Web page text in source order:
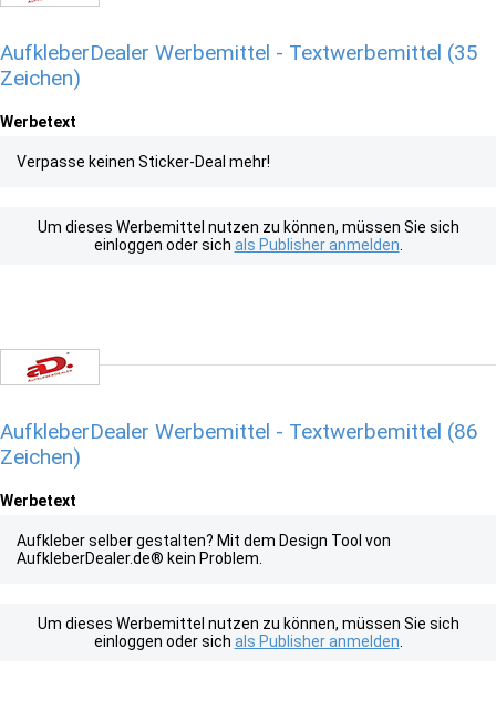
AufkleberDealer Werbemittel - Textwerbemittel (35
Zeichen)
Werbetext
Verpasse keinen Sticker-Deal mehr!
Um dieses Werbemittel nutzen zu können, müssen Sie sich
einloggen oder sich als Publisher anmelden
AufkleberDealer Werbemittel - Textwerbemittel (86
Zeichen)
Werbetext
Aufkleber selber gestalten? Mit dem Design Tool von
AufkleberDealer.de® kein Problem.
Um dieses Werbemittel nutzen zu können, müssen Sie sich
einloggen oder sich als Publisher anmelden